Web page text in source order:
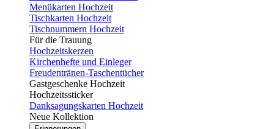
Menükarten Hochzeit
Tischkarten Hochzeit
Tischnummern Hochzeit
Für die Trauung
Hochzeitskerzen
Kirchenhefte und Einleger
Freudentränen-Taschentücher
Gastgeschenke Hochzeit
Hochzeitssticker
Danksagungskarten Hochzeit
Neue Kollektion